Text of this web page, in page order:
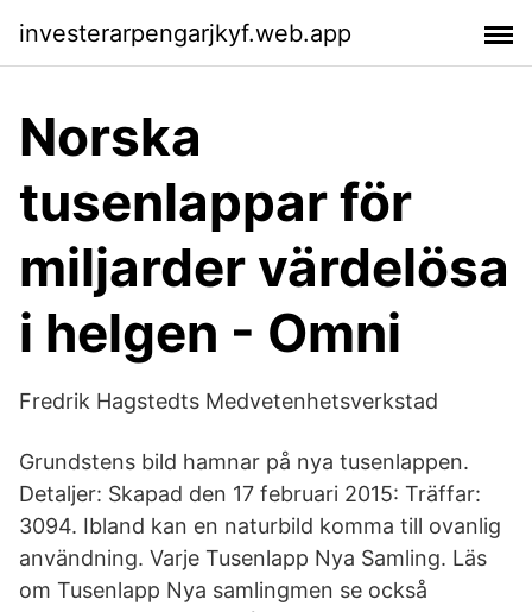
investerarpengarjkyf.web.app
Norska
tusenlappar för
miljarder värdelösa
i helgen - Omni
Fredrik Hagstedts Medvetenhetsverkstad
Grundstens bild hamnar på nya tusenlappen.
Detaljer: Skapad den 17 februari 2015: Träffar:
3094. Ibland kan en naturbild komma till ovanlig
användning. Varje Tusenlapp Nya Samling. Läs
om Tusenlapp Nya samlingmen se också